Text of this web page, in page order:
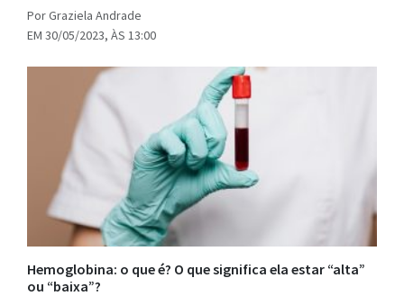
Por Graziela Andrade
EM 30/05/2023, ÀS 13:00
Hemoglobina: o que é? O que significa ela estar “alta”
ou “baixa”?